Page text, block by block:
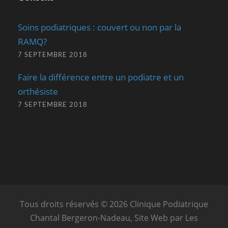
Soins podiatriques : couvert ou non par la
RAMQ?
7 SEPTEMBRE 2018
Faire la différence entre un podiatre et un
orthésiste
7 SEPTEMBRE 2018
Tous droits réservés © 2026 Clinique Podiatrique
Chantal Bergeron-Nadeau, Site Web par Les